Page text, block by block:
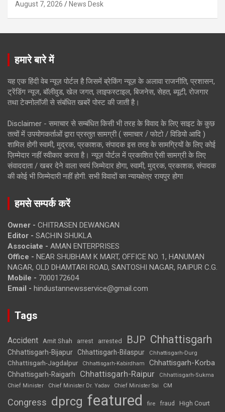
August 7, 2026 News Desk
हमारे बारे में
यह एक हिंदी वेब न्यूज़ पोर्टल है जिसमें ब्रेकिंग न्यूज़ के अलावा राजनीति, प्रशासन,
ट्रेंडिंग न्यूज, बॉलीवुड, खेल जगत, लाइफस्टाइल, बिजनेस, सेहत, ब्यूटी, रोजगार
तथा टेक्नोलॉजी से संबंधित खबरें पोस्ट की जाती है।
Disclaimer - समाचार से सम्बंधित किसी भी तरह के विवाद के लिए साइट के कुछ
तत्वों में उपयोगकर्ताओं द्वारा प्रस्तुत सामग्री ( समाचार / फोटो / विडियो आदि )
शामिल होगी स्वामी, मुद्रक, प्रकाशक, संपादक इस तरह के सामग्रियों के लिए कोई
ज़िम्मेदार नहीं स्वीकार करता है। न्यूज़ पोर्टल में प्रकाशित ऐसी सामग्री के लिए
संवाददाता / खबर देने वाला स्वयं जिम्मेदार होगा, स्वामी, मुद्रक, प्रकाशक, संपादक
की कोई भी जिम्मेदारी नहीं होगी. सभी विवादों का न्यायक्षेत्र रायपुर होगा
हमसे सम्पर्क करें
Owner - CHITRASEN DEWANGAN
Editor - SACHIN SHUKLA
Associate - AMAN ENTERPRISES
Office - NEAR SHUBHAM K MART, OFFICE NO. 1, HANUMAN
NAGAR, OLD DHAMTARI ROAD, SANTOSHI NAGAR, RAIPUR C.G.
Mobile - 7000172604
Email - hindustannewsservice@gmail.com
Tags
Accident Amit Shah arrest arrested BJP Chhattisgarh
Chhattisgarh-Bijapur Chhattisgarh-Bilaspur Chhattisgarh-Durg
Chhattisgarh-Jagdalpur Chhattisgarh-Kabirdham Chhattisgarh-Korba
Chhattisgarh-Raigarh Chhattisgarh-Raipur
Chhattisgarh-Sukma
Chief Minister
Chief Minister Dr. Yadav Chief Minister Sai CM
Congress dprcg featured fire fraud High Court